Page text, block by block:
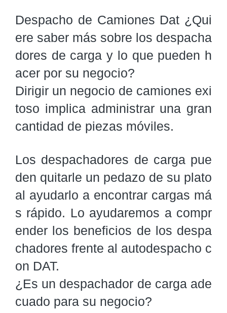
Despacho de Camiones Dat ¿Qui
ere saber más sobre los despacha
dores de carga y lo que pueden h
acer por su negocio?
Dirigir un negocio de camiones exi
toso implica administrar una gran
cantidad de piezas móviles.
Los despachadores de carga pue
den quitarle un pedazo de su plato
al ayudarlo a encontrar cargas má
s rápido. Lo ayudaremos a compr
ender los beneficios de los despa
chadores frente al autodespacho c
on DAT.
¿Es un despachador de carga ade
cuado para su negocio?